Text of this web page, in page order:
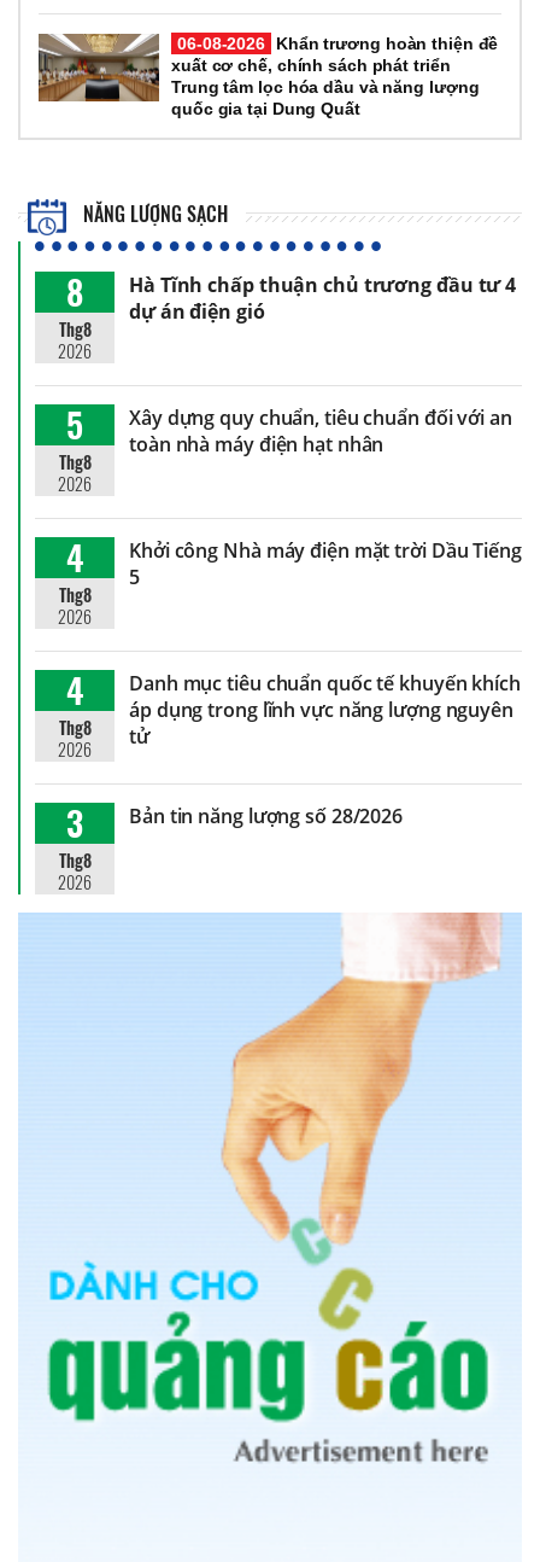
06-08-2026
Khẩn trương hoàn thiện đề
xuất cơ chế, chính sách phát triển
Trung tâm lọc hóa dầu và năng lượng
quốc gia tại Dung Quất
NĂNG LƯỢNG SẠCH
8
Thg8
2026
Hà Tĩnh chấp thuận chủ trương đầu tư 4
dự án điện gió
5
Thg8
2026
Xây dựng quy chuẩn, tiêu chuẩn đối với an
toàn nhà máy điện hạt nhân
4
Thg8
2026
Khởi công Nhà máy điện mặt trời Dầu Tiếng
5
4
Thg8
2026
Danh mục tiêu chuẩn quốc tế khuyến khích
áp dụng trong lĩnh vực năng lượng nguyên
tử
3
Thg8
2026
Bản tin năng lượng số 28/2026